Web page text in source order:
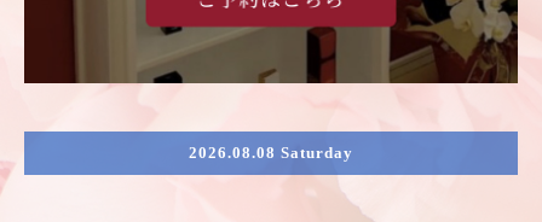
2026.08.08 Saturday